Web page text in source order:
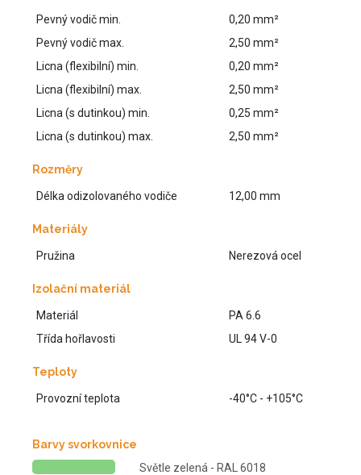
Pevný vodič min.
0,20 mm²
Pevný vodič max.
2,50 mm²
Licna (flexibilní) min.
0,20 mm²
Licna (flexibilní) max.
2,50 mm²
Licna (s dutinkou) min.
0,25 mm²
Licna (s dutinkou) max.
2,50 mm²
Rozměry
Délka odizolovaného vodiče 12,00 mm
Materiály
Pružina Nerezová ocel
Izolační materiál
Materiál
PA 6.6
Třída hořlavosti
UL 94 V-0
Teploty
Provozní teplota -40°C - +105°C
Barvy svorkovnice
Světle zelená - RAL 6018